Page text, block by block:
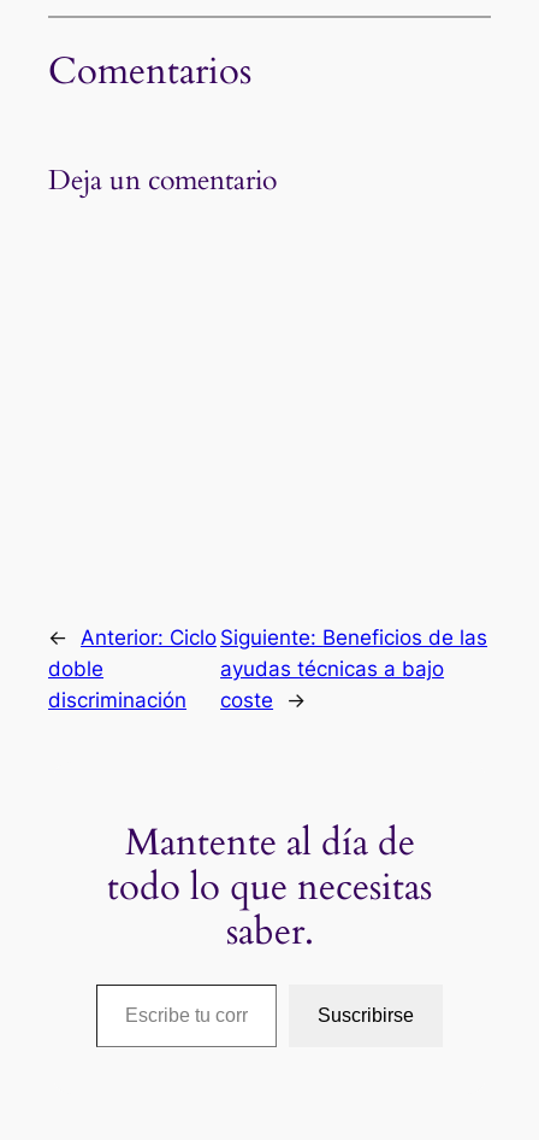
Comentarios
Deja un comentario
← Anterior: Ciclo
doble
discriminación
Siguiente: Beneficios de las
ayudas técnicas a bajo
coste
→
Mantente al día de
todo lo que necesitas
saber.
Escribe tu correo electrónico…
Suscribirse